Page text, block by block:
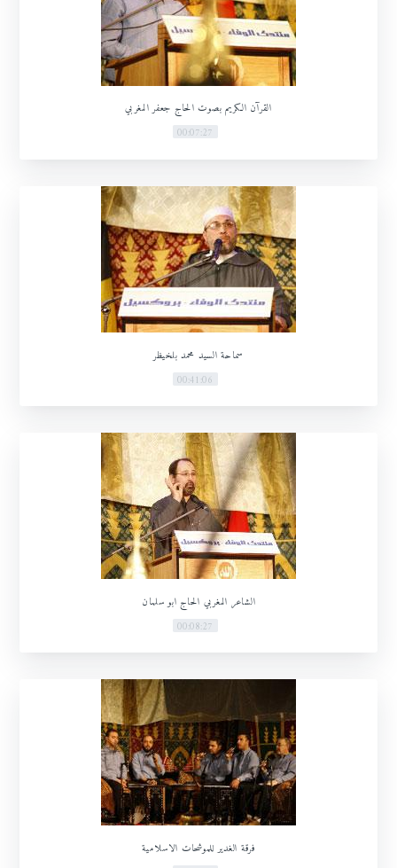
القرآن الكريم بصوت الحاج جعفر المغربي
00:07:27
سماحة السيد محمد بلخيظر
00:41:06
الشاعر المغربي الحاج ابو سلمان
00:08:27
فرقة الغدير للموشحات الاسلامية